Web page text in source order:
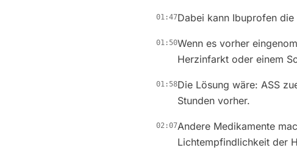
01:47Dabei kann Ibuprofen
01:50Wenn es vorher
Herzinfarkt oder einem
01:58Die Lösung wäre: ASS
Stunden vorher.
02:07Andere Medikamente
Lichtempfindlichkeit der